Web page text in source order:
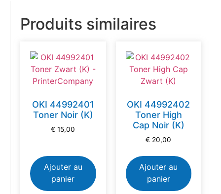
Produits similaires
OKI 44992401
Toner Noir (K)
€ 15,00
Ajouter au
panier
OKI 44992402
Toner High
Cap Noir (K)
€ 20,00
Ajouter au
panier